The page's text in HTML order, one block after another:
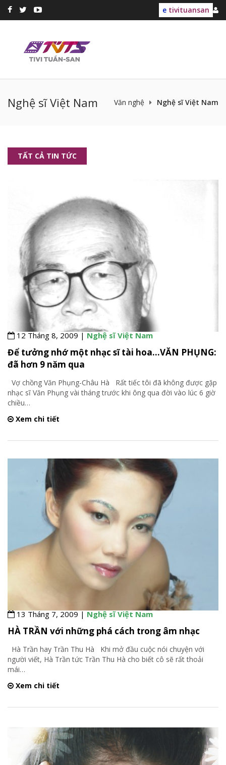
e tivituansan
Nghệ sĩ Việt Nam Văn nghệ Nghệ sĩ Việt Nam
TẤT CẢ TIN TỨC
12 Tháng 8, 2009 |Nghệ sĩ Việt Nam
Để tưởng nhớ một nhạc sĩ tài hoa…VĂN PHỤNG:
đã hơn 9 năm qua
Vợ chồng Văn Phụng-Châu Hà Rất tiếc tôi đã không được gặp
nhạc sĩ Văn Phụng vài tháng trước khi ông qua đời vào lúc 6 giờ
chiều…
Xem chi tiết
13 Tháng 7, 2009 |Nghệ sĩ Việt Nam
HÀ TRẦN với những phá cách trong âm nhạc
Hà Trần hay Trần Thu Hà Khi mở đầu cuộc nói chuyện với
người viết, Hà Trần tức Trần Thu Hà cho biết cô sẽ rất thoải
mái…
Xem chi tiết